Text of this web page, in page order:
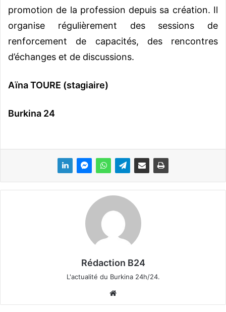
promotion de la profession depuis sa création. Il
organise régulièrement des sessions de
renforcement de capacités, des rencontres
d’échanges et de discussions.
Aïna TOURE (stagiaire)
Burkina 24
Rédaction B24
L'actualité du Burkina 24h/24.
bsi